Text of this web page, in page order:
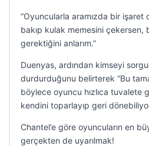
“Oyuncularla aramızda bir işaret
bakıp kulak memesini
gerektiğini anlarım.”
Duenyas, ardından kimseyi
durdurduğunu belirterek “Bu
böylece oyuncu hızlıca tuvalete
kendini toparlayıp geri
Chantel’e göre oyuncuların en
gerçekten de uyarılmak!